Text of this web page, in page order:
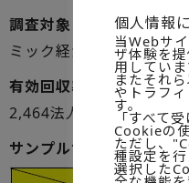
調査対象
ミック経済研究所の調
有効回収率
2,464法人（回収率49.3
サンプルサマリー
個人情報
当Webサ
ザ体験を
用していま
またそれ
やトラフ
す。
「すべて
Cookieの
ただし、
種設定を行
選択した